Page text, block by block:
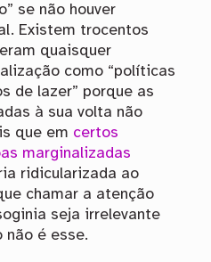
se não houver
Existem trocentos
quaisquer
como “políticas
de lazer” porque as
à sua volta não
que em certos
marginalizadas
ridicularizada ao
chamar a atenção
seja irrelevante
não é esse.